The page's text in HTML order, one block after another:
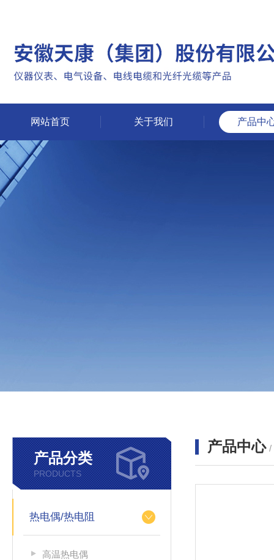
网站首页 关于我们 产品中
产品分类
PRODUCTS
热电偶/热电阻
高温热电偶
产品中心 /